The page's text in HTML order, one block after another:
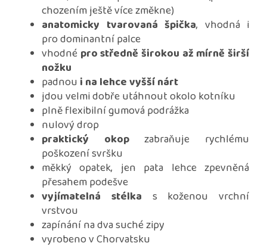
chozením ještě více změkne)
anatomicky tvarovaná špička, vhodná i
pro dominantní palce
vhodné pro středně širokou až mírně širší
nožku
padnou i na lehce vyšší nárt
jdou velmi dobře utáhnout okolo kotníku
plně flexibilní gumová podrážka
nulový drop
praktický okopzabraňuje rychlému
poškození svršku
měkký opatek, jen pata lehce zpevněná
přesahem podešve
vyjímatelná stélka s koženou vrchní
vrstvou
zapínání na dva suché zipy
vyrobeno v Chorvatsku